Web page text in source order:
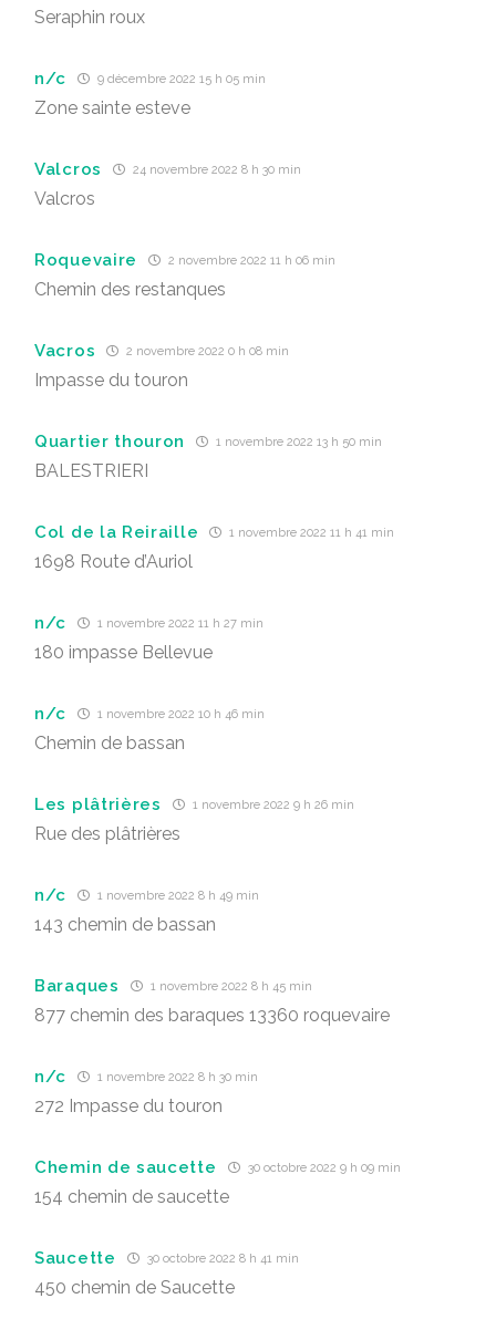
Seraphin roux
n/c 9 décembre 2022 15 h 05 min
Zone sainte esteve
Valcros 24 novembre 2022 8 h 30 min
Valcros
Roquevaire 2 novembre 2022 11 h 06 min
Chemin des restanques
Vacros 2 novembre 2022 0 h 08 min
Impasse du touron
Quartier thouron 1 novembre 2022 13 h 50 min
BALESTRIERI
Col de la Reiraille 1 novembre 2022 11 h 41 min
1698 Route d’Auriol
n/c 1 novembre 2022 11 h 27 min
180 impasse Bellevue
n/c 1 novembre 2022 10 h 46 min
Chemin de bassan
Les plâtrières 1 novembre 2022 9 h 26 min
Rue des plâtrières
n/c 1 novembre 2022 8 h 49 min
143 chemin de bassan
Baraques 1 novembre 2022 8 h 45 min
877 chemin des baraques 13360 roquevaire
n/c 1 novembre 2022 8 h 30 min
272 Impasse du touron
Chemin de saucette 30 octobre 2022 9 h 09 min
154 chemin de saucette
Saucette 30 octobre 2022 8 h 41 min
450 chemin de Saucette